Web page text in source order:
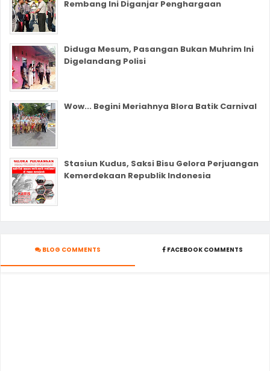
Rembang Ini Diganjar Penghargaan
Diduga Mesum, Pasangan Bukan Muhrim Ini
Digelandang Polisi
Wow... Begini Meriahnya Blora Batik Carnival
Stasiun Kudus, Saksi Bisu Gelora Perjuangan
Kemerdekaan Republik Indonesia
BLOG COMMENTS FACEBOOK COMMENTS